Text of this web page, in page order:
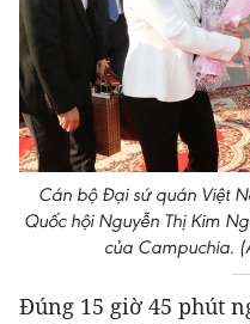
Cán bộ Đại sứ quán Việt
Quốc hội Nguyễn Thị Kim
của Campuchia.
Đúng 15 giờ 45 phút